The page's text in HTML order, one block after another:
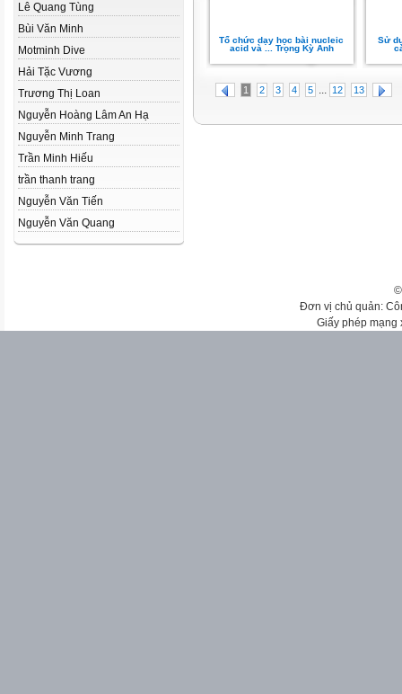
Lê Quang Tùng
Bùi Văn Minh
Motminh Dive
Hải Tặc Vương
Trương Thị Loan
Nguyễn Hoàng Lâm An Hạ
Nguyễn Minh Trang
Trần Minh Hiếu
trần thanh trang
Nguyễn Văn Tiến
Nguyễn Văn Quang
Tổ chức dạy học bài nucleic
acid và ... Trọng Kỳ Anh
Sử
1 2 3 4 5 ... 12 13
Đơn vị chủ quản:
Giấy phép mạng